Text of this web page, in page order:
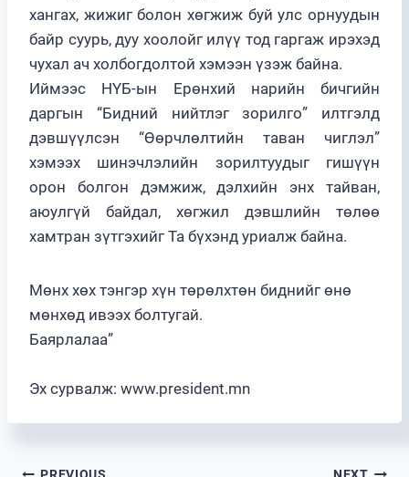
хангах, жижиг болон хөгжиж буй улс орнуудын
байр суурь, дуу хоолойг илүү тод гаргаж ирэхэд
чухал ач холбогдолтой хэмээн үзэж байна.
Иймээс НҮБ-ын Ерөнхий нарийн бичгийн
даргын “Бидний нийтлэг зорилго” илтгэлд
дэвшүүлсэн “Өөрчлөлтийн таван чиглэл”
хэмээх шинэчлэлийн зорилтуудыг гишүүн
орон болгон дэмжиж, дэлхийн энх тайван,
аюулгүй байдал, хөгжил дэвшлийн төлөө
хамтран зүтгэхийг Та бүхэнд уриалж байна.
Мөнх хөх тэнгэр хүн төрөлхтөн биднийг өнө
мөнхөд ивээх болтугай.
Баярлалаа”
Эх сурвалж: www.president.mn